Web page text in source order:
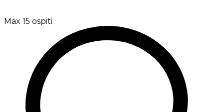
Max 15 ospiti